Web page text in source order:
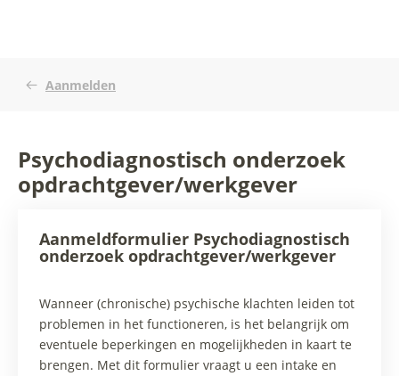
Aanmelden
Psychodiagnostisch onderzoek
opdrachtgever/werkgever
Aanmeldformulier Psychodiagnostisch
onderzoek opdrachtgever/werkgever
Wanneer (chronische) psychische klachten leiden tot
problemen in het functioneren, is het belangrijk om
eventuele beperkingen en mogelijkheden in kaart te
brengen. Met dit formulier vraagt u een intake en